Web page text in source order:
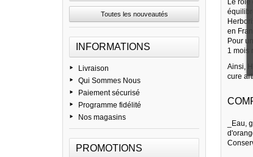
Toutes les nouveautés
INFORMATIONS
Livraison
Qui Sommes Nous
Paiement sécurisé
Programme fidélité
Nos magasins
PROMOTIONS
Le rôle
en
Pour
1 mois
Ainsi,
cure
_Eau,